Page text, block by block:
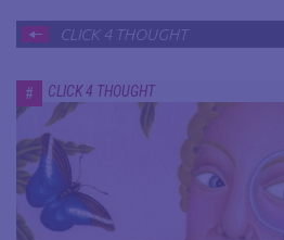
CLICK 4 THOUGHT
# CLICK 4 THOUGHT